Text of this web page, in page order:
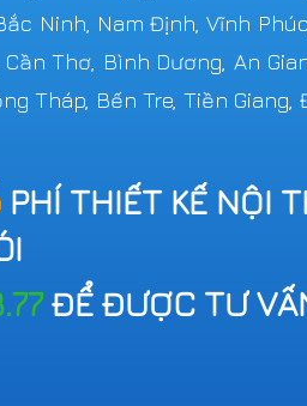
Ninh, Nam Định, Vĩnh
Thơ, Bình Dương, An
Tháp, Bến Tre, Tiền Giang,
PHÍ THIẾT KẾ NỘI
ĐỂ ĐƯỢC TƯ